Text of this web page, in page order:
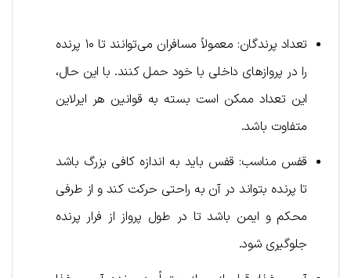
تعداد پرندگان: معمولاً مسافران می‌توانند تا ۱۰ پرنده
را در پروازهای داخلی با خود حمل کنند. با این حال،
این تعداد ممکن است بسته به قوانین هر ایرلاین
متفاوت باشد.
قفس مناسب: قفس باید به اندازه کافی بزرگ باشد
تا پرنده بتواند در آن به راحتی حرکت کند و از طرفی
محکم و ایمن باشد تا در طول پرواز از فرار پرنده
جلوگیری شود.